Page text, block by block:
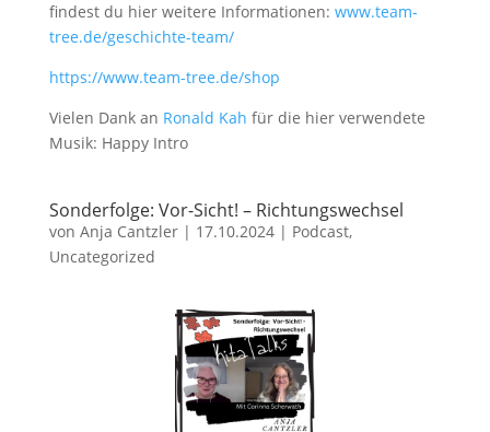
findest du hier weitere Informationen: www.team-
tree.de/geschichte-team/
https://www.team-tree.de/shop
Vielen Dank an Ronald Kah für die hier verwendete
Musik: Happy Intro
Sonderfolge: Vor-Sicht! – Richtungswechsel
von Anja Cantzler| 17.10.2024| Podcast,
Uncategorized